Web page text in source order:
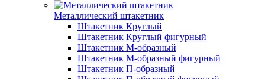
Металлический штакетник
Штакетник Круглый
Штакетник Круглый фигурный
Штакетник М-образный
Штакетник М-образный фигурный
Штакетник П-образный